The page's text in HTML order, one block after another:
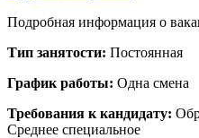
Подробная информация о
Тип занятости: Постоянная
График работы: Одна смена
Требования к кандидату:
Среднее специальное